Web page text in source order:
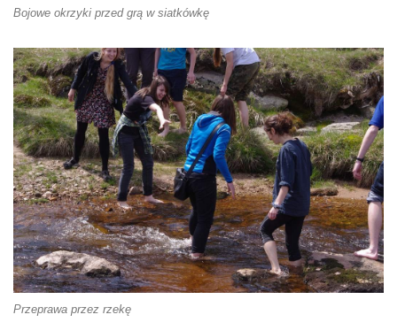
Bojowe okrzyki przed grą w siatkówkę
Przeprawa przez rzekę